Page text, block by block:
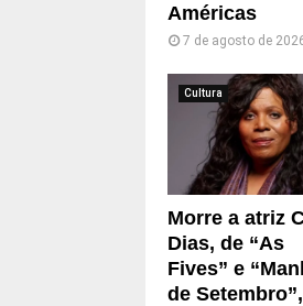
Américas
7 de agosto de
Cultura
Morre a atriz
Dias, de “As
Fives” e
de